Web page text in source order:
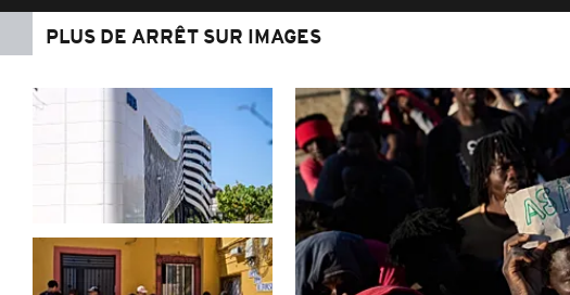
PLUS DE ARRÊT SUR IMAGES